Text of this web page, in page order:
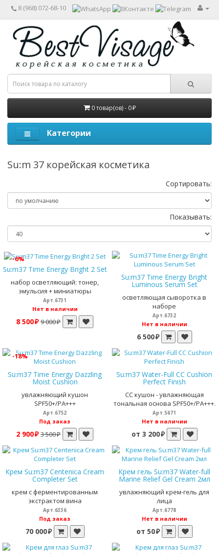
8 (968) 072-68-10
0 товар(ов) - 0 ₽
Категории
Su:m 37 корейская косметика
Сортировать:
Показывать:
-6%
Su:m37 Time Energy Bright 2 Set
набор осветляющий: тонер,
эмульсия + миниатюры
Арт.6731
Нет в наличии
8 500 ₽ 9 000 ₽
Su:m37 Time Energy Bright
Luminous Serum Set
осветляющая сыворотка в
наборе
Арт.6732
Нет в наличии
6 500 ₽
-18%
Su:m37 Time Energy Dazzling
Moist Cushion
увлажняющий кушон
SPF50+/PA+++
Арт.6752
Под заказ
2 900 ₽ 3 500 ₽
Su:m37 Water-Full CC Cushion
Perfect Finish
СС кушон - увлажняющая
тональная основа SPF50+/PA+++.
Арт.5671
Нет в наличии
от 3 200 ₽
Крем Su:m37 Centenica Cream
Completer Set
крем с ферментированным
экстрактом вина
Арт.6336
Под заказ
70 000 ₽
Крем гель Su:m37 Water-full
Marine Relief Gel Cream 2мл
увлажняющий крем-гель для
лица
Арт.6778
Нет в наличии
от 50 ₽